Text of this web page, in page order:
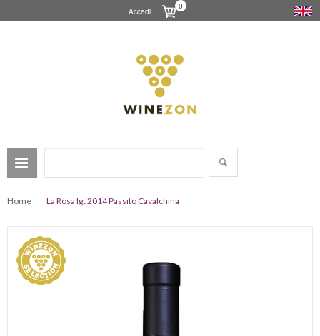
Accedi
0
Home La Rosa Igt 2014 Passito Cavalchina